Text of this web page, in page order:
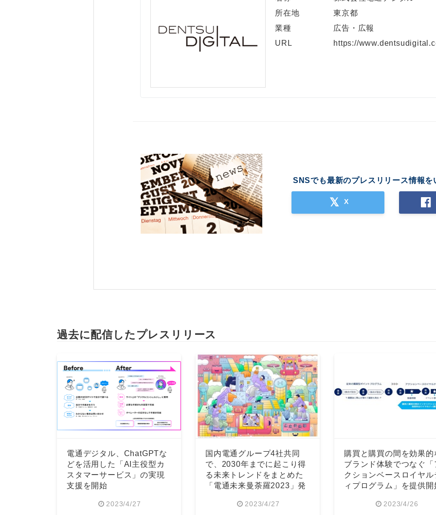
所在地
東京都
業種
広告・広報
URL
https://
SNSでも最新のプレスリリース情報を
X
過去に配信したプレスリリース
電通デジタル、ChatGPTな
どを活用した「AI主役型カ
スタマーサービス」の実現
支援を開始
2023/4/27
国内電通グループ4社共同
で、2030年までに起こり得
る未来トレンドをまとめた
「電通未来曼荼羅2023」発
2023/4/27
購買と購買の間を効果的
ブランド体験でつなぐ「
クションベースロイヤル
ィプログラム」を提供開
2023/4/26